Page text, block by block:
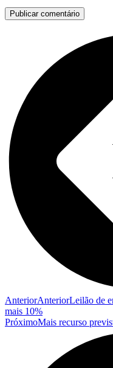
AnteriorAnteriorLeilão de
mais 10%
PróximoMais recurso